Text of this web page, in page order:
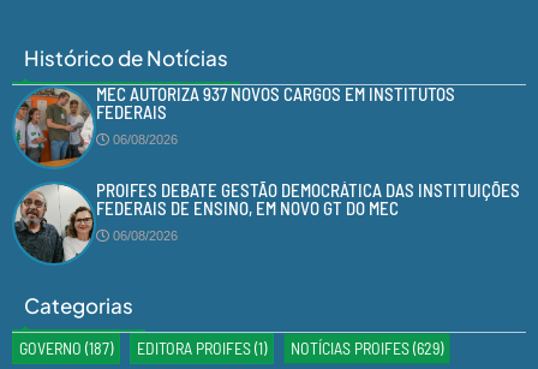
Histórico de Notícias
MEC AUTORIZA 937 NOVOS CARGOS EM INSTITUTOS
FEDERAIS
06/08/2026
PROIFES DEBATE GESTÃO DEMOCRÁTICA DAS INSTITUIÇÕES
FEDERAIS DE ENSINO, EM NOVO GT DO MEC
06/08/2026
Categorias
GOVERNO (187) EDITORA PROIFES(1) NOTÍCIAS PROIFES(629)